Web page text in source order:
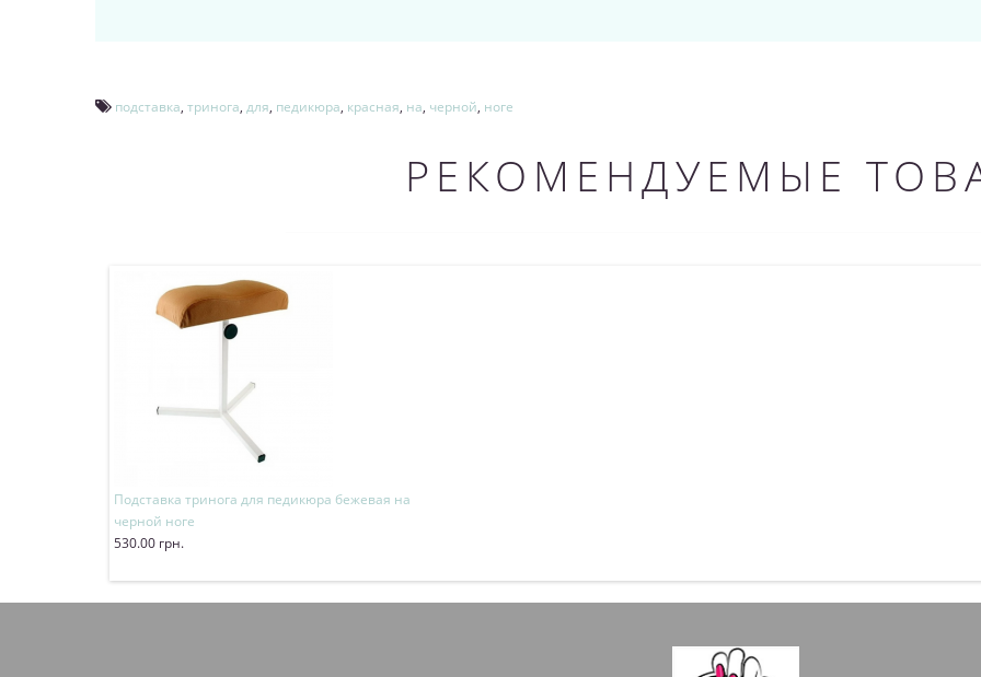
подставка, тринога, для, педикюра, красная, на, черной, ноге
РЕКОМЕНДУЕМЫЕ
Подставка тринога для педикюра бежевая на
черной ноге
530.00 грн.